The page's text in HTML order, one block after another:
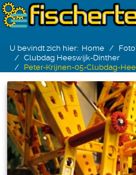
U bevindt zich hier: Home
Clubdag Heeswijk-Dinther
Peter-Krijnen-05-Clubdag-